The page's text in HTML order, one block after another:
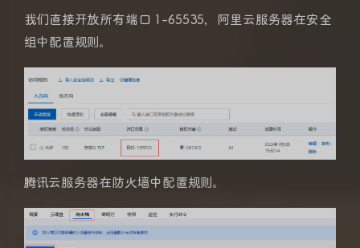
我们直接开放所有端口 1-65535，阿里云服务器在安全
组中配置规则。
腾讯云服务器在防火墙中配置规则。